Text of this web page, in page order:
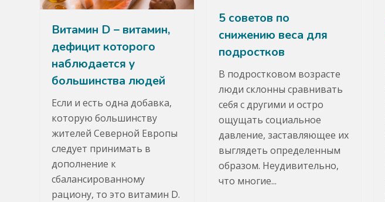
Витамин D – витамин,
дефицит которого
наблюдается у
большинства людей
Если и есть одна добавка,
которую большинству
жителей Северной Европы
следует принимать в
дополнение к
сбалансированному
рациону, то это витамин D.
5 советов по
снижению веса для
подростков
В подростковом возрасте
люди склонны сравнивать
себя с другими и остро
ощущать социальное
давление, заставляющее их
выглядеть определенным
образом. Неудивительно,
что многие...